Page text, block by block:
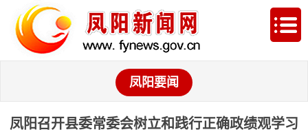
凤阳要闻
凤阳召开县委常委会树立和践行正确政绩观学习